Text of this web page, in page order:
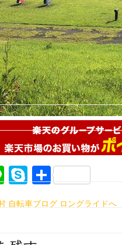
Li
n
e
S
k
y
共
有